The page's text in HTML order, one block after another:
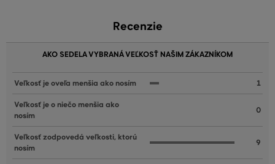
Recenzie
AKO SEDELA VYBRANÁ VEĽKOSŤ NAŠIM ZÁKAZNÍKOM
Veľkosť je oveľa menšia ako nosím 1
Veľkosť je o niečo menšia ako
nosím
0
Veľkosť zodpovedá veľkosti, ktorú
nosím
9